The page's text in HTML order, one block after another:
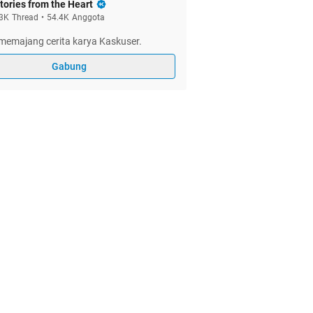
from the Heart
Thread • 54.4K Anggota
cerita karya Kaskuser.
Gabung